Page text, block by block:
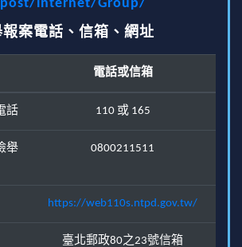
internet/Group/
報案電話、信箱、網址
電話或信箱
話 110 或 165
舉
0800211511
https://web110s.ntpd.gov.tw/
臺北郵政80之23號信箱